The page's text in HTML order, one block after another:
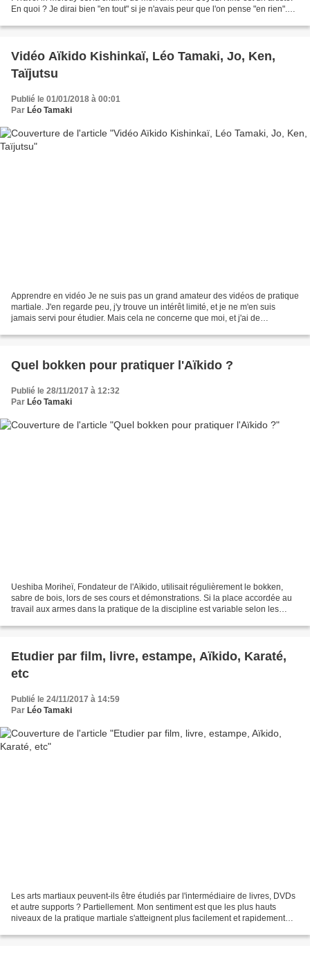
En quoi ? Je dirai bien "en tout" si je n'avais peur que l'on pense "en rien".
Vidéo Aïkido Kishinkaï, Léo Tamaki, Jo, Ken,
Taïjutsu
Publié le 01/01/2018 à 00:01
Par Léo Tamaki
Apprendre en vidéo Je ne suis pas un grand amateur des vidéos de pratique
martiale. J'en regarde peu, j'y trouve un intérêt limité, et je ne m'en suis
jamais servi pour étudier. Mais cela ne concerne que moi, et j'ai de
Quel bokken pour pratiquer l'Aïkido ?
Publié le 28/11/2017 à 12:32
Par Léo Tamaki
Ueshiba Moriheï, Fondateur de l'Aïkido, utilisait régulièrement le bokken,
sabre de bois, lors de ses cours et démonstrations. Si la place accordée au
travail aux armes dans la pratique de la discipline est variable selon les
Etudier par film, livre, estampe, Aïkido, Karaté,
etc
Publié le 24/11/2017 à 14:59
Par Léo Tamaki
Les arts martiaux peuvent-ils être étudiés par l'intermédiaire de livres, DVDs
et autre supports ? Partiellement. Mon sentiment est que les plus hauts
niveaux de la pratique martiale s'atteignent plus facilement et rapidement